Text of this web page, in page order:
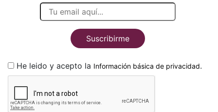
Suscribirme
He leido y acepto la Información básica de privacidad.